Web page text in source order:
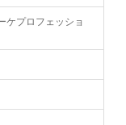
ケプロフェッショ